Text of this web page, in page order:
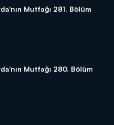
Mutfağı 281. Bölüm
Mutfağı 280. Bölüm